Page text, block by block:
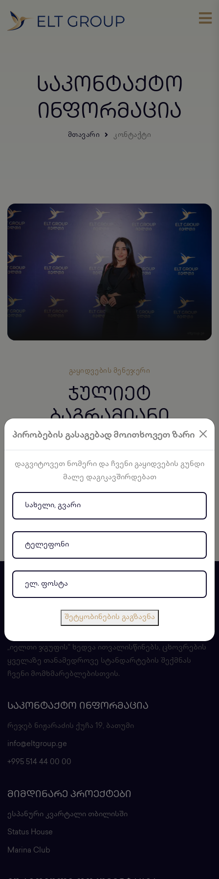
ᲡᲐᲙᲝᲜᲢᲐᲥᲢᲝ
ᲘᲜᲤᲝᲠᲛᲐᲪᲘᲐ
ᲛᲗᲐᲕᲐᲠᲘ ᲙᲝᲜᲢᲐᲥᲢᲘ
ᲒᲐᲧᲘᲓᲕᲔᲑᲘᲡ ᲛᲔᲜᲔᲯᲔᲠᲘ
ჯულიეტ
ბაგრამიანი
juliet.bagramiani@eltgroup.ge
+995 514 22 22 44
„იელთი ჯგუფის“ ხედვა ითვალისწინებს, ცხოვრების
ყველაზე თანამედროვე სტანდარტების შექმნას
ჩვენი მომხმარებლებისთვის.
ᲡᲐᲙᲝᲜᲢᲐᲥᲢᲝ ᲘᲜᲤᲝᲠᲛᲐᲪᲘᲐ
რეჯებ ნიჟარაძის ქუჩა 19, ბათუმი
info@eltgroup.ge
+995 514 44 00 00
ᲛᲘᲛᲓᲘᲜᲐᲠᲔ ᲞᲠᲝᲔᲥᲢᲔᲑᲘ
ესპანური კვარტალი თბილისში
Status House
Marina Club
პირობების გასაგებად მოითხოვეთ ზარი
დაგვიტოვეთ ნომერი და ჩვენი გაყიდვების გუნდი
მალე დაგიკავშირდებათ
შეტყობინების გაგზავნა